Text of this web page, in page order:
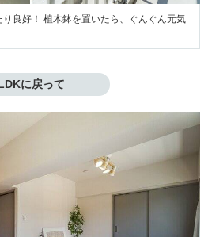
良好！ 植木鉢を置いたら、ぐんぐん元気
に戻って